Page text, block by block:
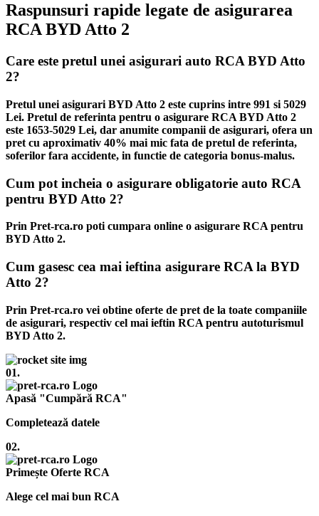
Raspunsuri rapide legate de asigurarea
RCA BYD Atto 2
Care este pretul unei asigurari auto RCA BYD Atto
2?
Pretul unei asigurari BYD Atto 2 este cuprins intre 991 si 5029
Lei. Pretul de referinta pentru o asigurare RCA BYD Atto 2
este 1653-5029 Lei, dar anumite companii de asigurari, ofera un
pret cu aproximativ 40% mai mic fata de pretul de referinta,
soferilor fara accidente, in functie de categoria bonus-malus.
Cum pot incheia o asigurare obligatorie auto RCA
pentru BYD Atto 2?
Prin Pret-rca.ro poti cumpara online o asigurare RCA pentru
BYD Atto 2.
Cum gasesc cea mai ieftina asigurare RCA la BYD
Atto 2?
Prin Pret-rca.ro vei obtine oferte de pret de la toate companiile
de asigurari, respectiv cel mai ieftin RCA pentru autoturismul
BYD Atto 2.
01.
Apasă "Cumpără RCA"
Completează datele
02.
Primește Oferte RCA
Alege cel mai bun RCA